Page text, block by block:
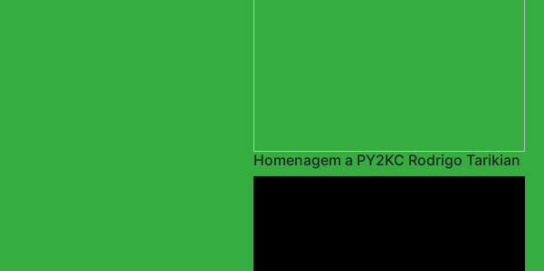
Homenagem a PY2KC Rodrigo Tarikian